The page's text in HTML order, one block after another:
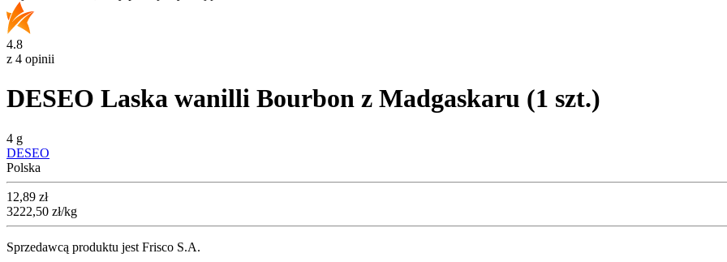
4.8
z 4 opinii
DESEO Laska wanilli Bourbon z Madgaskaru (1 szt.)
4 g
DESEO
Polska
Cena
12,89 zł
3222,50 zł/kg
Sprzedawcą produktu jest Frisco S.A.